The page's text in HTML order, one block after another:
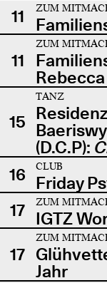
11
ZUM
11
ZUM
15
TANZ
(D.C.P):
16
CLUB
Friday
17
ZUM
IGTZ
17
ZUM
Jahr